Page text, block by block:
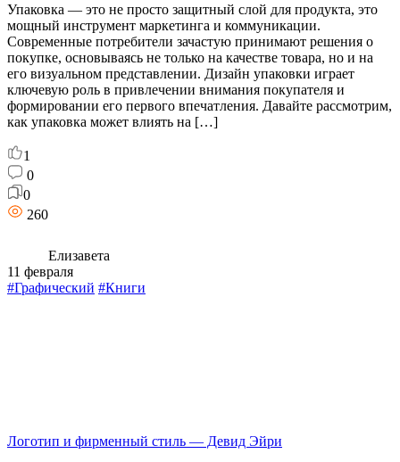
Упаковка — это не просто защитный слой для продукта, это
мощный инструмент маркетинга и коммуникации.
Современные потребители зачастую принимают решения о
покупке, основываясь не только на качестве товара, но и на
его визуальном представлении. Дизайн упаковки играет
ключевую роль в привлечении внимания покупателя и
формировании его первого впечатления. Давайте рассмотрим,
как упаковка может влиять на […]
1
0
0
260
Елизавета
11 февраля
#Графический #Книги
Логотип и фирменный стиль — Девид Эйри